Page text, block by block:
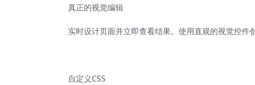
真正的视觉编辑
实时设计页面并立即查看结果。使用直观的视觉控件
自定义CSS